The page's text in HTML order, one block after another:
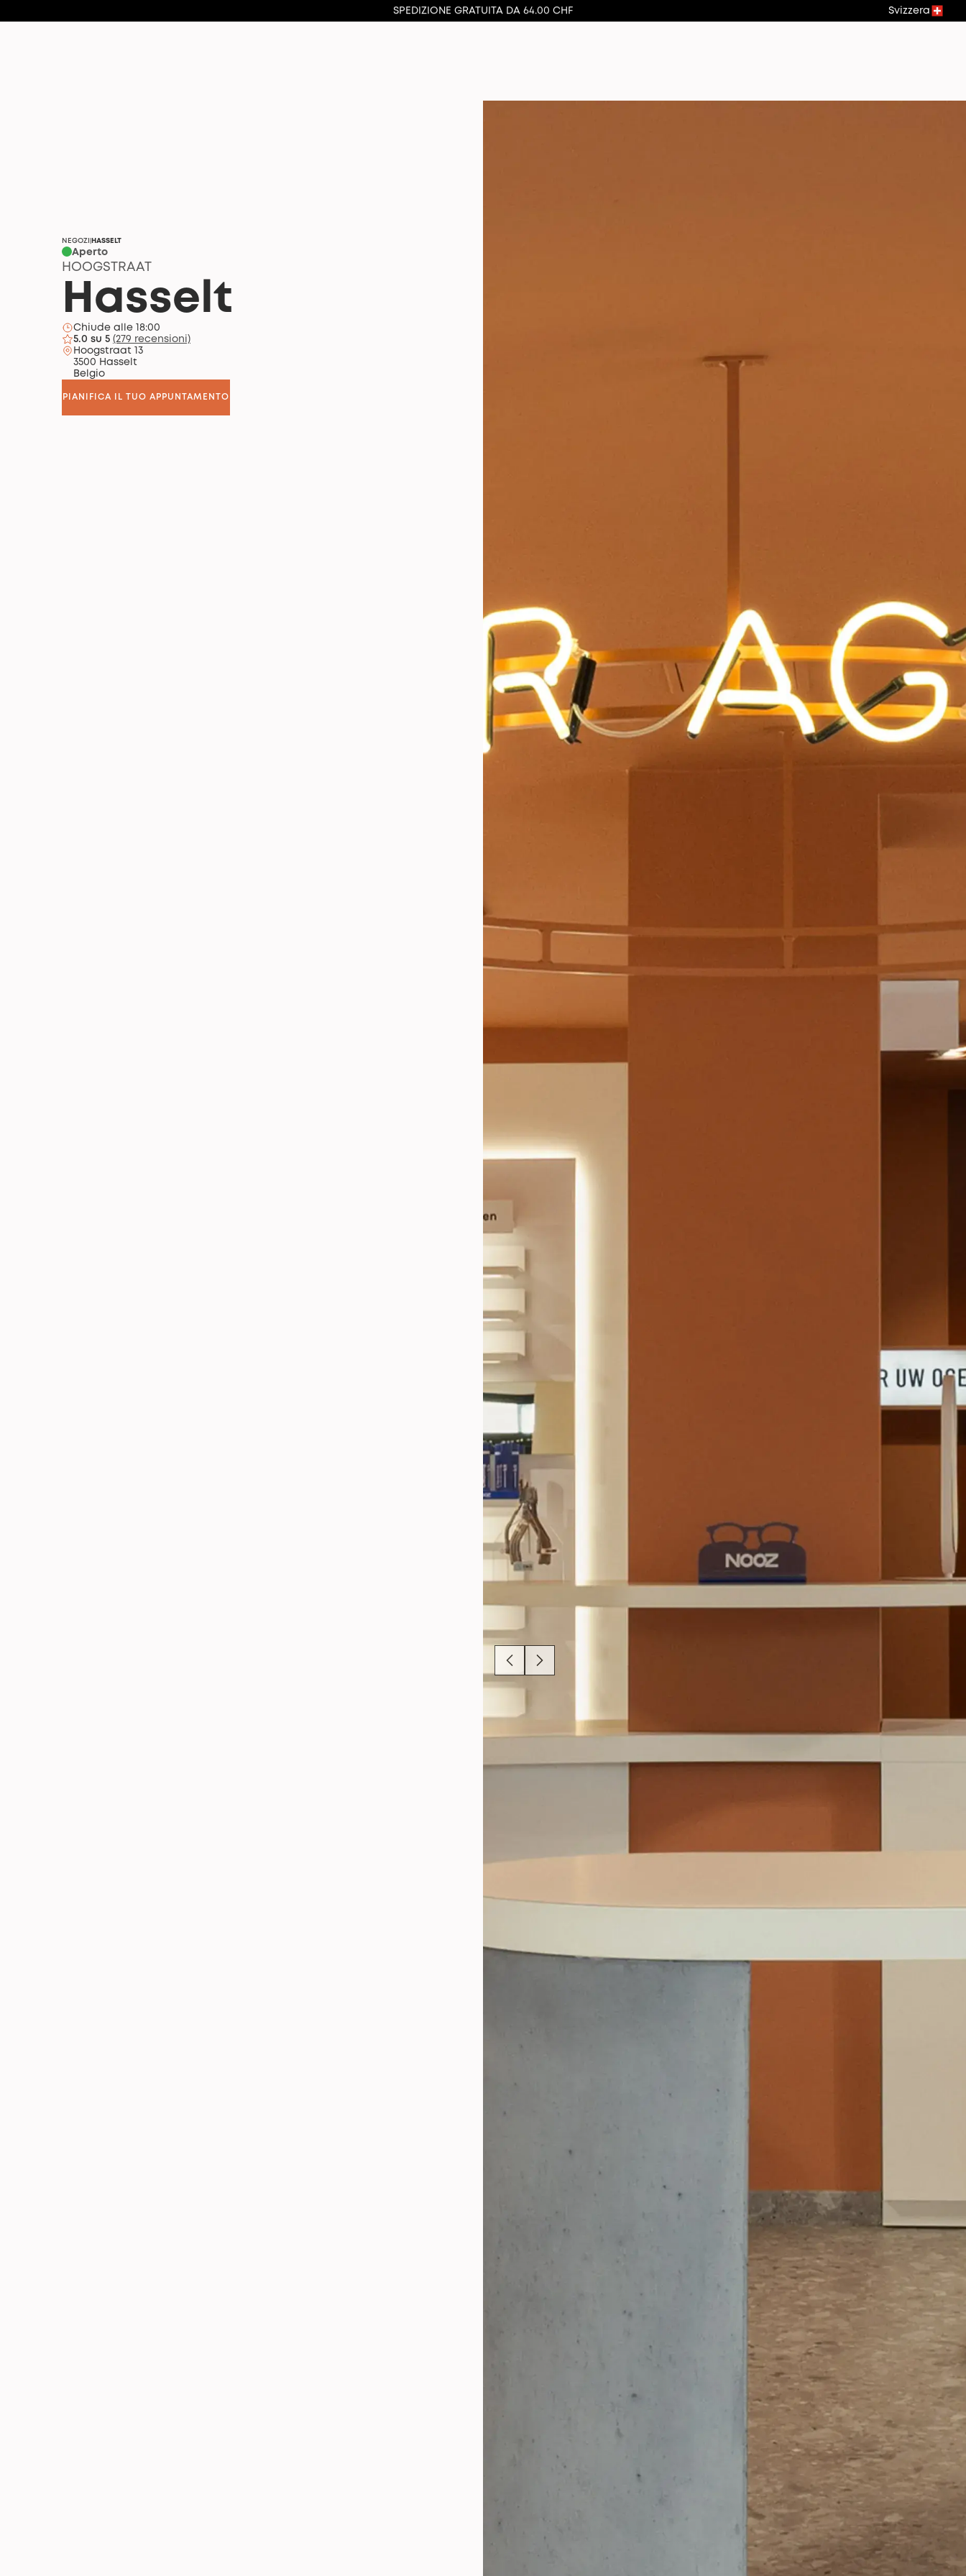
SPEDIZIONE GRATUITA DA 64.00 CHF Svizzera
NEGOZI HASSELT
Aperto
HOOGSTRAAT
Hasselt
Chiude alle 18:00
5.0 su 5 (279 recensioni)
Hoogstraat 13
3500 Hasselt
Belgio
PIANIFICA IL TUO APPUNTAMENTO